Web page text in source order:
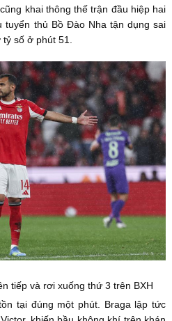
khai thông thế trận đầu hiệp hai
tuyển thủ Bồ Đào Nha tận dụng sai
số ở phút 51.
tiếp và rơi xuống thứ 3 trên BXH
tại đúng một phút. Braga lập tức